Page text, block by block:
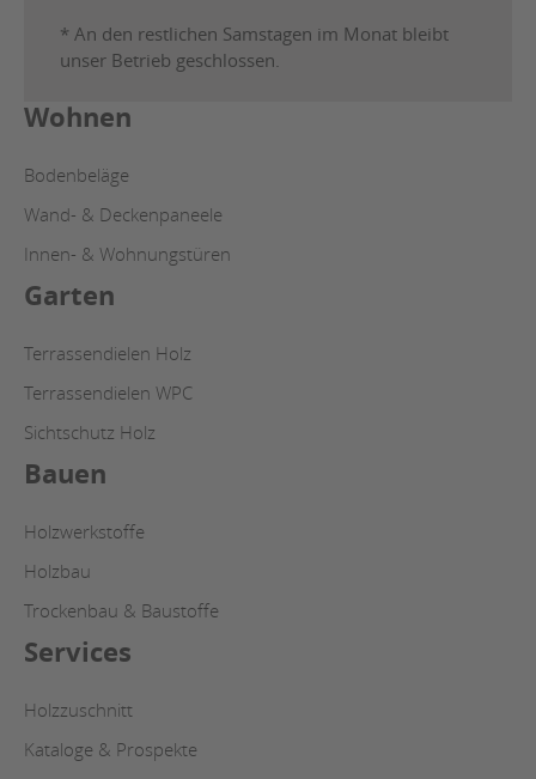
* An den restlichen Samstagen im Monat bleibt
unser Betrieb geschlossen.
Wohnen
Bodenbeläge
Wand- & Deckenpaneele
Innen- & Wohnungstüren
Garten
Terrassendielen Holz
Terrassendielen WPC
Sichtschutz Holz
Bauen
Holzwerkstoffe
Holzbau
Trockenbau & Baustoffe
Services
Holzzuschnitt
Kataloge & Prospekte